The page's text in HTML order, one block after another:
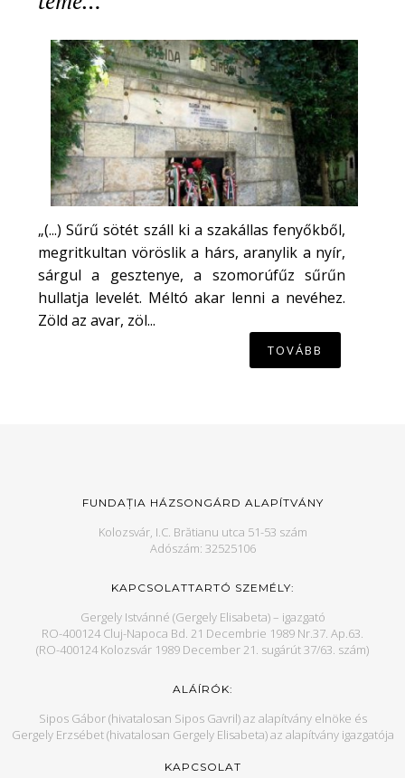
„(...) Sűrű sötét száll ki a szakállas fenyőkből,
megritkultan vöröslik a hárs, aranylik a nyír,
sárgul a gesztenye, a szomorúfűz sűrűn
hullatja levelét. Méltó akar lenni a nevéhez.
Zöld az avar, zöl...
TOVÁBB
FUNDAȚIA HÁZSONGÁRD ALAPÍTVÁNY
Kolozsvár, I.C. Brătianu utca 51-53 szám
Adószám: 32525106
KAPCSOLATTARTÓ SZEMÉLY:
Gergely Istvánné (Gergely Elisabeta) – igazgató
RO-400124 Cluj-Napoca Bd. 21 Decembrie 1989 Nr.37. Ap.63.
(RO-400124 Kolozsvár 1989 December 21. sugárút 37/63. szám)
ALÁÍRÓK:
Sipos Gábor (hivatalosan Sipos Gavril) az alapítvány elnöke és
Gergely Erzsébet (hivatalosan Gergely Elisabeta) az alapítvány igazgatója
KAPCSOLAT